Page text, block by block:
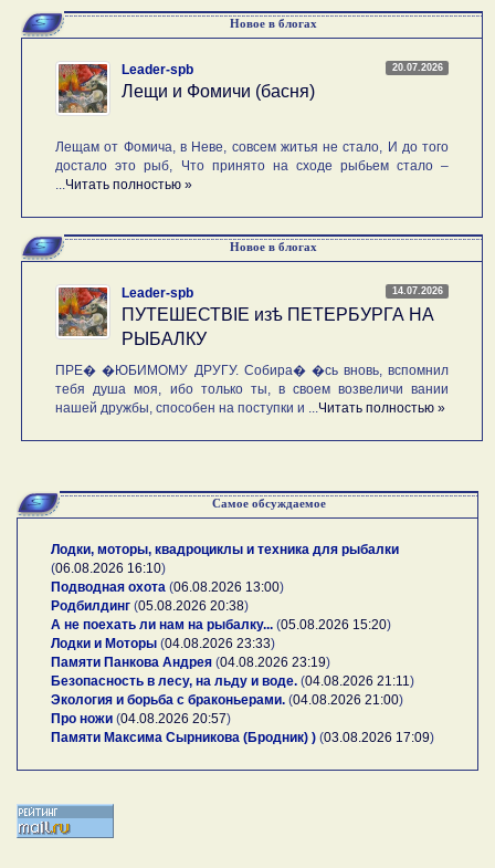
Новое в блогах
20.07.2026
Leader-spb
Лещи и Фомичи (басня)
Лещам от Фомича, в Неве, совсем житья не стало, И до того
достало это рыб, Что принято на сходе рыбьем стало –
Читать полностью »
Новое в блогах
14.07.2026
Leader-spb
ПУТЕШЕСТВIE изѣ ПЕТЕРБУРГА НА
РЫБАЛКУ
ПРЕ� �ЮБИМОМУ ДРУГУ. Собира� �сь вновь, вспомнил
тебя душа моя, ибо только ты, в своем возвеличи вании
нашей дружбы, способен на поступки и ... Читать полностью »
Самое обсуждаемое
Лодки, моторы, квадроциклы и техника для рыбалки
(06.08.2026 16:10)
Подводная охота (06.08.2026 13:00)
Родбилдинг (05.08.2026 20:38)
А не поехать ли нам на рыбалку... (05.08.2026 15:20)
Лодки и Моторы (04.08.2026 23:33)
Памяти Панкова Андрея (04.08.2026 23:19)
Безопасность в лесу, на льду и воде. (04.08.2026 21:11 )
Экология и борьба с браконьерами. (04.08.2026 21:00)
Про ножи (04.08.2026 20:57)
Памяти Максима Сырникова (Бродник) ) (03.08.2026 17:09)